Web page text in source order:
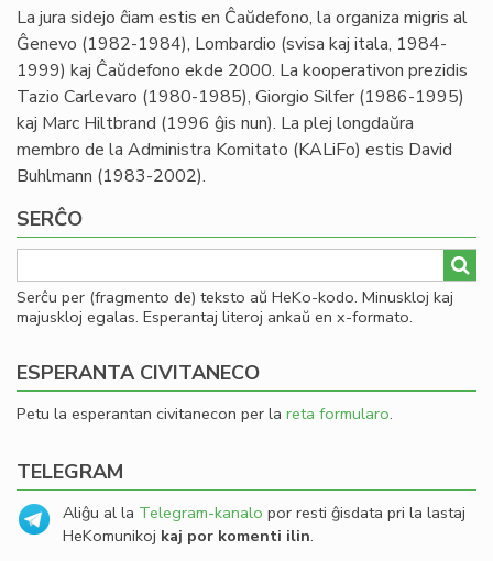
La jura sidejo ĉiam estis en Ĉaŭdefono, la organiza migris al
Ĝenevo (1982-1984), Lombardio (svisa kaj itala, 1984-
1999) kaj Ĉaŭdefono ekde 2000. La kooperativon prezidis
Tazio Carlevaro (1980-1985), Giorgio Silfer (1986-1995)
kaj Marc Hiltbrand (1996 ĝis nun). La plej longdaŭra
membro de la Administra Komitato (KALiFo) estis David
Buhlmann (1983-2002).
SERĈO
Serĉu per (fragmento de) teksto aŭ HeKo-kodo. Minuskloj kaj
majuskloj egalas. Esperantaj literoj ankaŭ en x-formato.
ESPERANTA CIVITANECO
Petu la esperantan civitanecon per la reta formularo.
TELEGRAM
Aliĝu al la Telegram-kanalo por resti ĝisdata pri la lastaj
HeKomunikoj kaj por komenti ilin.